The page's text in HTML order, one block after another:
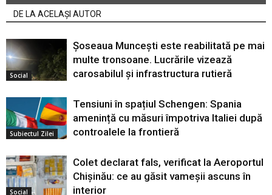
DE LA ACELAȘI AUTOR
Social
Șoseaua Muncești este reabilitată pe mai
multe tronsoane. Lucrările vizează
carosabilul și infrastructura rutieră
Subiectul Zilei
Tensiuni în spațiul Schengen: Spania
amenință cu măsuri împotriva Italiei după
controalele la frontieră
Social
Colet declarat fals, verificat la Aeroportul
Chișinău: ce au găsit vameșii ascuns în
interior